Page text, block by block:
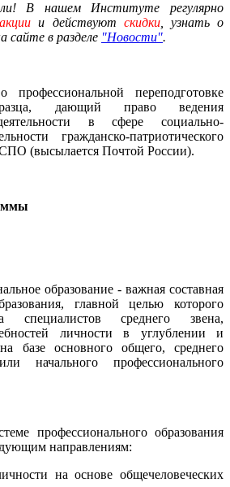
В нашем Институте регулярно
и действуют скидки, узнать о
в разделе "Новости".
переподготовке
дающий право ведения
в сфере социально-
гражданско-патриотического
(высылается Почтой России).
образование - важная составная
главной целью которого
специалистов среднего звена,
личности в углублении и
базе основного общего, среднего
начального профессионального
профессионального образования
направлениям:
на основе общечеловеческих